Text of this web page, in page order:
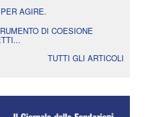
AGIRE.
DI COESIONE
TUTTI GLI ARTICOLI